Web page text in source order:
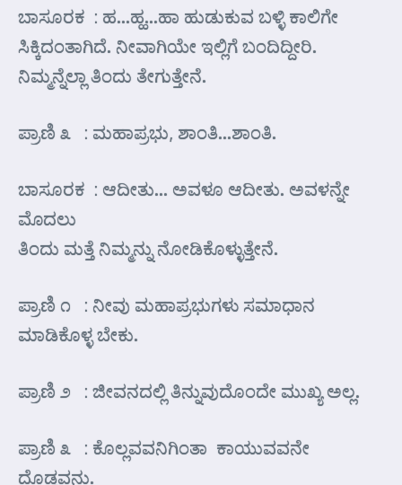
ಬಾಸೂರಕ : ಹ…ಹ್ಹ…ಹಾ ಹುಡುಕುವ ಬಳ್ಳಿ ಕಾಲಿಗೇ
ಸಿಕ್ಕಿದಂತಾಗಿದೆ. ನೀವಾಗಿಯೇ ಇಲ್ಲಿಗೆ ಬಂದಿದ್ದೀರಿ.
ನಿಮ್ಮನ್ನೆಲ್ಲಾ ತಿಂದು ತೇಗುತ್ತೇನೆ.
ಪ್ರಾಣಿ ೩ : ಮಹಾಪ್ರಭು, ಶಾಂತಿ…ಶಾಂತಿ.
ಬಾಸೂರಕ : ಆದೀತು… ಅವಳೂ ಆದೀತು. ಅವಳನ್ನೇ
ಮೊದಲು
ತಿಂದು ಮತ್ತೆ ನಿಮ್ಮನ್ನು ನೋಡಿಕೊಳ್ಳುತ್ತೇನೆ.
ಪ್ರಾಣಿ ೧ : ನೀವು ಮಹಾಪ್ರಭುಗಳು ಸಮಾಧಾನ
ಮಾಡಿಕೊಳ್ಳ ಬೇಕು.
ಪ್ರಾಣಿ ೨ : ಜೀವನದಲ್ಲಿ ತಿನ್ನುವುದೊಂದೇ ಮುಖ್ಯ ಅಲ್ಲ.
ಪ್ರಾಣಿ ೩ : ಕೊಲ್ಲವವನಿಗಿಂತಾ ಕಾಯುವವನೇ
ದೊಡ್ಡವನು.